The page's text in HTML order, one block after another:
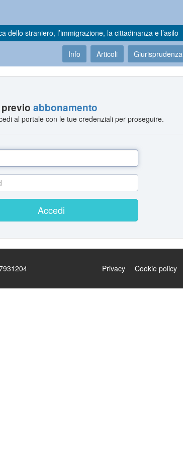
straniero, l’immigrazione, la cittadinanza e l’asilo
Info Articoli Giurisprudenza
previoabbonamento
al portale con le tue credenziali per proseguire.
Accedi
Privacy Cookie policy